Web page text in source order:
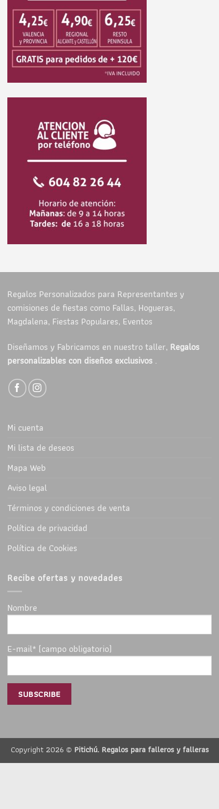
Regalos Personalizados para Representantes y
comisiones de fiestas como Fallas, Hogueras,
Magdalena, Fiestas Populares, Eventos
Diseñamos y Fabricamos en nuestro taller, Regalos
personalizables con diseños exclusivos .
Mi cuenta
Mi lista de deseos
Mapa Web
Aviso legal
Términos y condiciones de venta
Política de privacidad
Política de Cookies
Recibe ofertas y novedades
Nombre
E-mail* (campo obligatorio)
Copyright 2026 © Pitichú. Regalos para falleros y falleras